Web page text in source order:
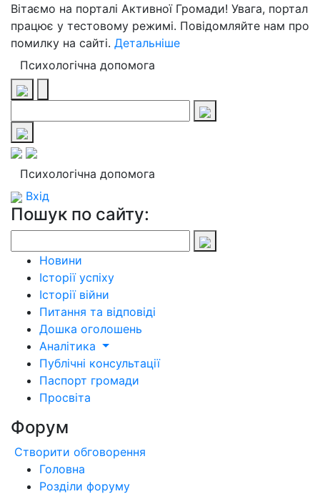
Вітаємо на порталі Активної Громади! Увага, портал
працює у тестовому режимі. Повідомляйте нам про
помилку на сайті. Детальніше
Психологічна допомога
Психологічна допомога
Вхід
Пошук по сайту:
Новини
Історії успіху
Історії війни
Питання та відповіді
Дошка оголошень
Аналітика
Публічні консультації
Паспорт громади
Просвіта
Форум
Створити обговорення
Головна
Розділи форуму